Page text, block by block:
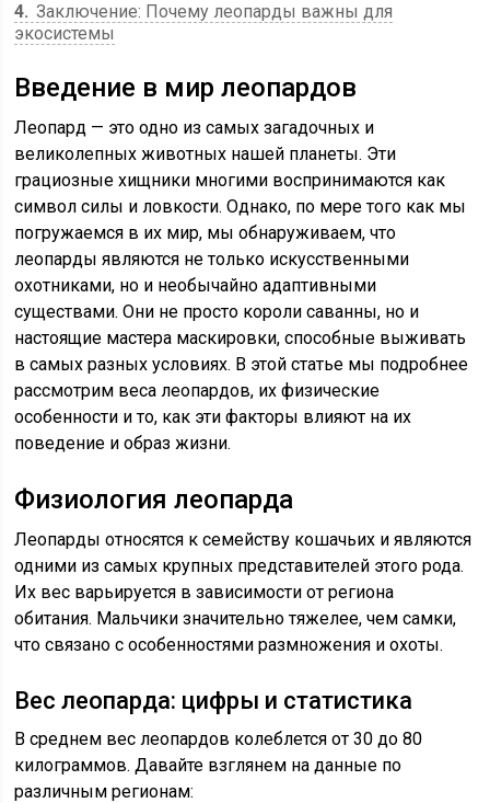
4 Заключение: Почему леопарды важны для
экосистемы
Введение в мир леопардов
Леопард — это одно из самых загадочных и
великолепных животных нашей планеты. Эти
грациозные хищники многими воспринимаются как
символ силы и ловкости. Однако, по мере того как мы
погружаемся в их мир, мы обнаруживаем, что
леопарды являются не только искусственными
охотниками, но и необычайно адаптивными
существами. Они не просто короли саванны, но и
настоящие мастера маскировки, способные выживать
в самых разных условиях. В этой статье мы подробнее
рассмотрим веса леопардов, их физические
особенности и то, как эти факторы влияют на их
поведение и образ жизни.
Физиология леопарда
Леопарды относятся к семейству кошачьих и являются
одними из самых крупных представителей этого рода.
Их вес варьируется в зависимости от региона
обитания. Мальчики значительно тяжелее, чем самки,
что связано с особенностями размножения и охоты.
Вес леопарда: цифры и статистика
В среднем вес леопардов колеблется от 30 до 80
килограммов. Давайте взглянем на данные по
различным регионам: